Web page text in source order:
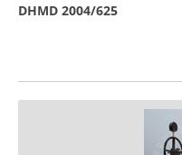
DHMD 2004/625